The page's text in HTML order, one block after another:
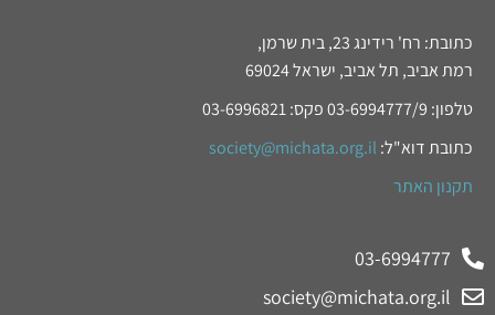
כתובת: רח' רידינג 23, בית שרמן,
רמת אביב, תל אביב, ישראל 69024
טלפון: 03-6994777/9 פקס: 03-6996821
כתובת דוא"ל: society@michata.org.il
תקנון האתר
03-6994777
society@michata.org.il